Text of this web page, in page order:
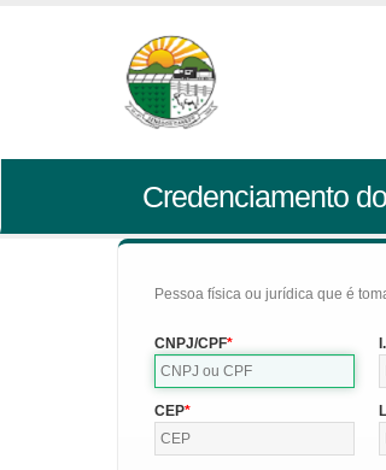
Credenciamento
Pessoa física ou jurídica que é
CNPJ/CPF
CEP